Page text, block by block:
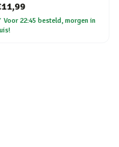
Voor 22:45 besteld, morgen in